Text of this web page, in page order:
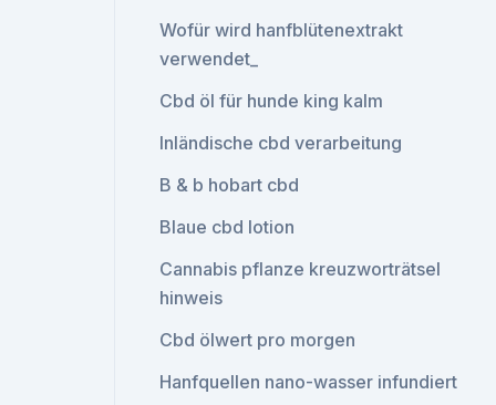
Wofür wird hanfblütenextrakt
verwendet_
Cbd öl für hunde king kalm
Inländische cbd verarbeitung
B & b hobart cbd
Blaue cbd lotion
Cannabis pflanze kreuzworträtsel
hinweis
Cbd ölwert pro morgen
Hanfquellen nano-wasser infundiert